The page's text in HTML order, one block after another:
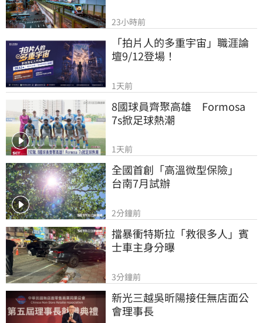
23小時前
「拍片人的多重宇宙」職涯論
壇9/12登場！
1天前
8國球員齊聚高雄　Formosa
7s掀足球熱潮
1天前
全國首創「高溫微型保險」
台南7月試辦
2分鐘前
擋暴衝特斯拉「救很多人」賓
士車主身分曝
3分鐘前
新光三越吳昕陽接任無店面公
會理事長